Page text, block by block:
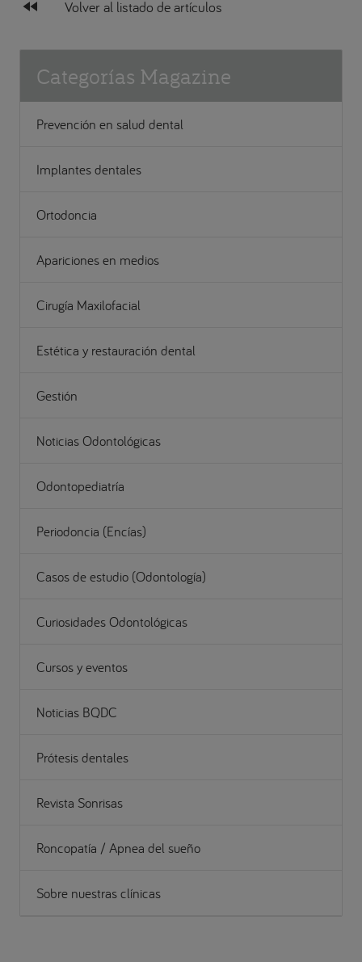
fast_rewind Volver al listado de artículos
Categorías Magazine
Prevención en salud dental
Implantes dentales
Ortodoncia
Apariciones en medios
Cirugía Maxilofacial
Estética y restauración dental
Gestión
Noticias Odontológicas
Odontopediatría
Periodoncia (Encías)
Casos de estudio (Odontología)
Curiosidades Odontológicas
Cursos y eventos
Noticias BQDC
Prótesis dentales
Revista Sonrisas
Roncopatía / Apnea del sueño
Sobre nuestras clínicas